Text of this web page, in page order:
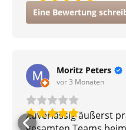
Eine Bewertung
Moritz Peters
vor 3 Monaten
Zuverlässig äußerst